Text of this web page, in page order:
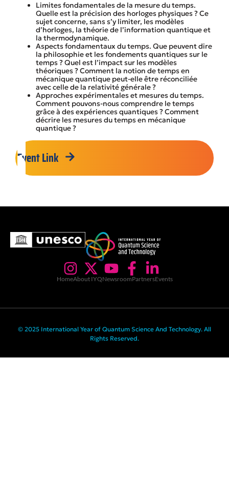
Limites fondamentales de la mesure du temps.
Quelle est la précision des horloges physiques ? Ce
sujet concerne, sans s’y limiter, les modèles
d’horloges, la théorie de l’information quantique et
la thermodynamique.
Aspects fondamentaux du temps. Que peuvent dire
la philosophie et les fondements quantiques sur le
temps ? Quel est l’impact sur les modèles
théoriques ? Comment la notion de temps en
mécanique quantique peut-elle être réconciliée
avec celle de la relativité générale ?
Approches expérimentales et mesures du temps.
Comment pouvons-nous comprendre le temps
grâce à des expériences quantiques ? Comment
décrire les mesures du temps en mécanique
quantique ?
Event Link
HomeAbout IYQNewsroomPartnersEvents
© 2025 International Year of Quantum Science And Technology. All
Rights Reserved.